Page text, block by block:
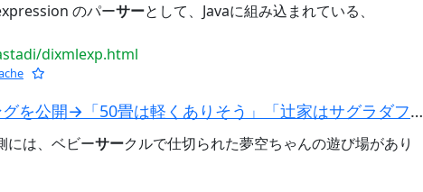
のパーサーとして、Javaに組み込まれている、
dixmlexp.html
辻希美、模様替えした自宅リビングを公開→「50畳は軽くありそう」「辻家はサグラダファミリア」「...
には、ベビーサークルで仕切られた夢空ちゃんの遊び場があり